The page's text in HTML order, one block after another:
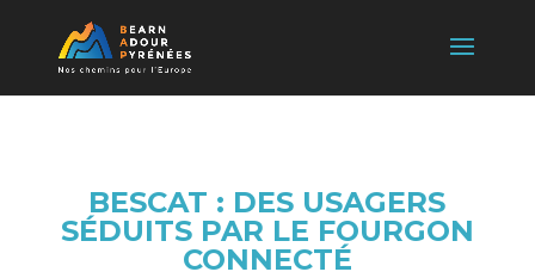
BESCAT : DES USAGERS
SÉDUITS PAR LE FOURGON
CONNECTÉ